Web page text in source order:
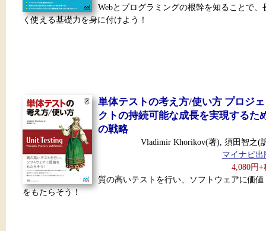
Webとプログラミングの根幹を知ることで、
く使える基礎力を身に付けよう！
単体テストの考え方/使い方 プロジェ
クトの持続可能な成長を実現するた
の戦略
Vladimir Khorikov(著), 須田智之(
マイナビ出
4,080円+
質の高いテストを行い、ソフトウェアに価値
をもたらそう！